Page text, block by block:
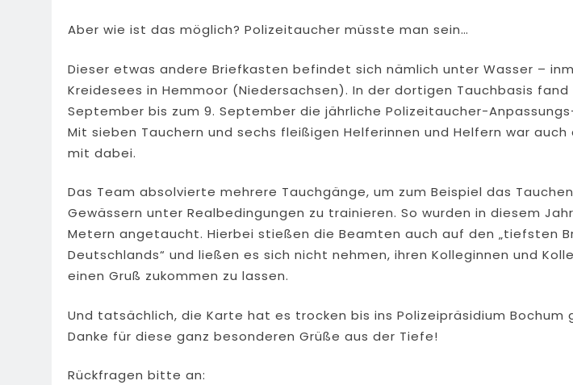
Aber wie ist das möglich? Polizeitaucher müsste man sein…
Dieser etwas andere Briefkasten befindet sich nämlich unter Wasser –
Kreidesees in Hemmoor (Niedersachsen). In der dortigen Tauchbasis
September bis zum 9. September die jährliche Polizeitaucher-
Mit sieben Tauchern und sechs fleißigen Helferinnen und Helfern war auch
mit dabei.
Das Team absolvierte mehrere Tauchgänge, um zum Beispiel das
Gewässern unter Realbedingungen zu trainieren. So wurden in diesem
Metern angetaucht. Hierbei stießen die Beamten auch auf den „tiefsten
Deutschlands“ und ließen es sich nicht nehmen, ihren Kolleginnen und
einen Gruß zukommen zu lassen.
Und tatsächlich, die Karte hat es trocken bis ins Polizeipräsidium Bochum
Danke für diese ganz besonderen Grüße aus der Tiefe!
Rückfragen bitte an: